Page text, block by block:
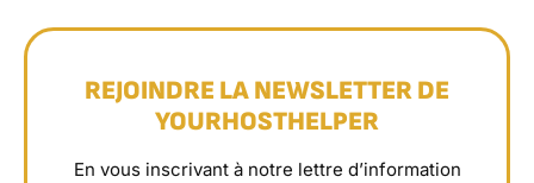
REJOINDRE LA NEWSLETTER DE
YOURHOSTHELPER
En vous inscrivant à notre lettre d’information